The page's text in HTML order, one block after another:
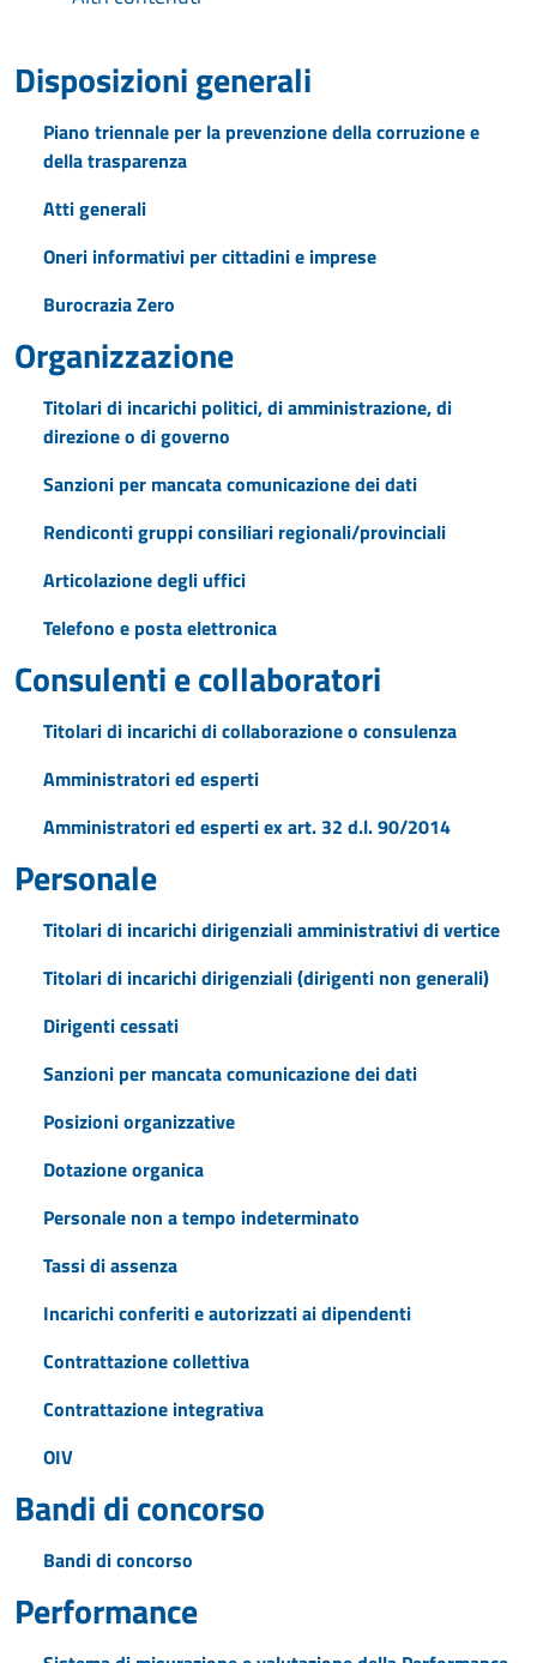
Disposizioni generali
Piano triennale per la prevenzione della corruzione e
della trasparenza
Atti generali
Oneri informativi per cittadini e imprese
Burocrazia Zero
Organizzazione
Titolari di incarichi politici, di amministrazione, di
direzione o di governo
Sanzioni per mancata comunicazione dei dati
Rendiconti gruppi consiliari regionali/provinciali
Articolazione degli uffici
Telefono e posta elettronica
Consulenti e collaboratori
Titolari di incarichi di collaborazione o consulenza
Amministratori ed esperti
Amministratori ed esperti ex art. 32 d.l. 90/2014
Personale
Titolari di incarichi dirigenziali amministrativi di vertice
Titolari di incarichi dirigenziali (dirigenti non generali)
Dirigenti cessati
Sanzioni per mancata comunicazione dei dati
Posizioni organizzative
Dotazione organica
Personale non a tempo indeterminato
Tassi di assenza
Incarichi conferiti e autorizzati ai dipendenti
Contrattazione collettiva
Contrattazione integrativa
OIV
Bandi di concorso
Bandi di concorso
Performance